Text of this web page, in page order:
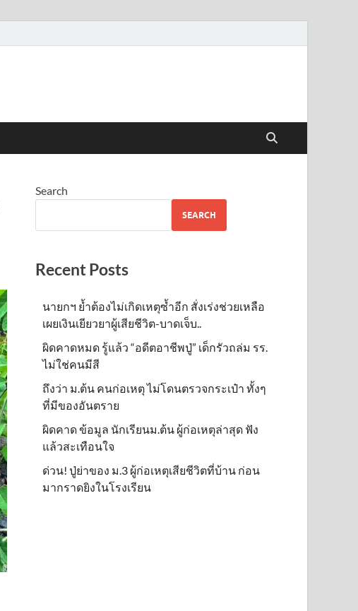
Search
SEARCH
Recent Posts
นายกฯ ย้ำต้องไม่เกิดเหตุซ้ำอีก สั่งเร่งช่วยเหลือ
เผยเงินเยียวยาผู้เสียชีวิต-บาดเจ็บ..
ผิดคาดหมด รู้แล้ว “อดีตอาชีพปู่” เด็กรัวถล่ม รร.
ไม่ใช่คนมีสี
ถึงว่า ม.ต้น คนก่อเหตุ ไม่โดนตรวจกระเป๋า ทั้งๆ
ที่มีของอันตราย
ผิดคาด ข้อมูล นักเรียนม.ต้น ผู้ก่อเหตุล่าสุด ฟัง
แล้วสะเทือนใจ
ด่วน! ปู่ย่าของ ม.3 ผู้ก่อเหตุเสียชีวิตที่บ้าน ก่อน
มากราดยิงในโรงเรียน